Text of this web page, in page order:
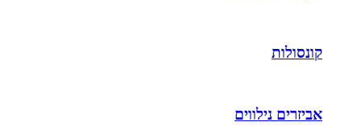
קונסולות
אביזרים נילווים